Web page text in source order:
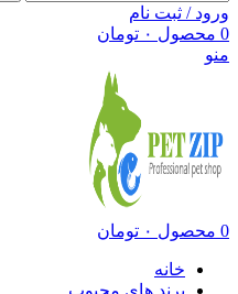
ورود / ثبت نام
0 محصول ۰ تومان
منو
0 محصول ۰ تومان
خانه
برند های محبوب